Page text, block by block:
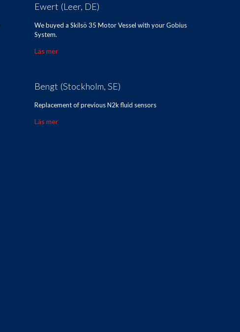
Ewert (Leer, DE)
We buyed a Skilsö 35 Motor Vessel with your Gobius
System.
Läs mer
Bengt (Stockholm, SE)
Replacement of previous N2k fluid sensors
Läs mer